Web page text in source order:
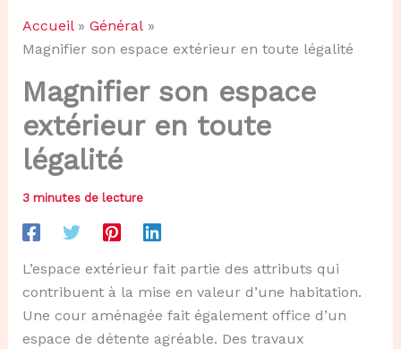
Accueil
Général
Magnifier son espace extérieur en toute légalité
Magnifier son espace
extérieur en toute
légalité
3 minutes de lecture
L’espace extérieur fait partie des attributs qui
contribuent à la mise en valeur d’une habitation.
Une cour aménagée fait également office d’un
espace de détente agréable. Des travaux